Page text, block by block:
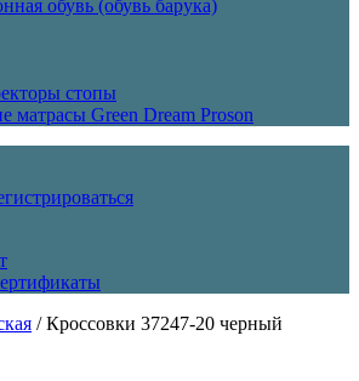
обувь (обувь барука)
стопы
матрасы Green Dream Proson
/ Кроссовки 37247-20 черный